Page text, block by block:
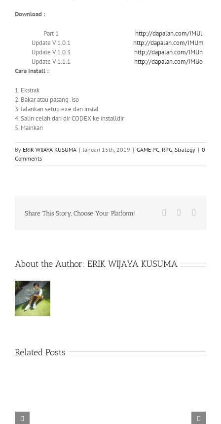
Download :
Part 1
http://dapalan.com/IMUl
Update V 1.0.1
http://dapalan.com/IMUm
Update V 1.0.3
http://dapalan.com/IMUn
Update V 1.1.1
http://dapalan.com/IMUo
Cara Install :
1. Ekstrak
2. Bakar atau pasang .iso
3. Jalankan setup.exe dan instal
4. Salin celah dari dir CODEX ke installdir
5. Mainkan
By ERIK WIJAYA KUSUMA | Januari 15th, 2019 | GAME PC, RPG, Strategy | 0
Comments
Share This Story, Choose Your Platform! Facebook
About the Author: ERIK WIJAYA KUSUMA
Related Posts